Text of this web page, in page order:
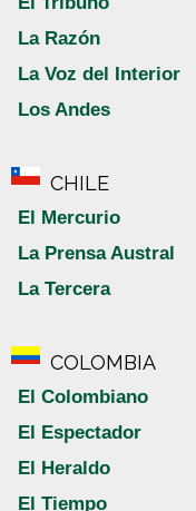
La Razón
La Voz del Interior
Los Andes
CHILE
El Mercurio
La Prensa Austral
La Tercera
COLOMBIA
El Colombiano
El Espectador
El Heraldo
El Tiempo